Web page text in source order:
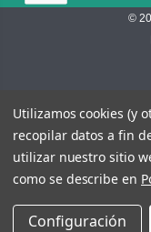
©
Utilizamos cookies (y
recopilar datos a fin
utilizar nuestro sitio
como se describe en
Configuración